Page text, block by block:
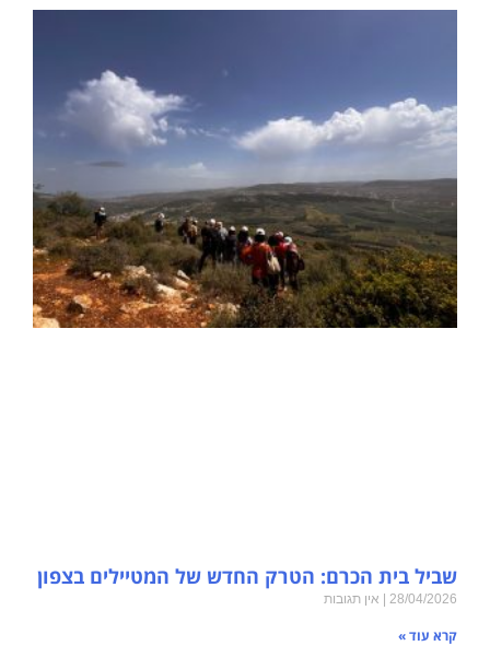
שביל בית הכרם: הטרק החדש של המטיילים בצפון
28/04/2026 אין תגובות
קרא עוד »